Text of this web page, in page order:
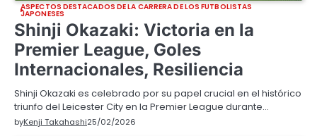
ASPECTOS DESTACADOS DE LA CARRERA DE LOS FUTBOLISTAS
JAPONESES
Shinji Okazaki: Victoria en la
Premier League, Goles
Internacionales, Resiliencia
Shinji Okazaki es celebrado por su papel crucial en el histórico
triunfo del Leicester City en la Premier League durante…
byKenji Takahashi25/02/2026